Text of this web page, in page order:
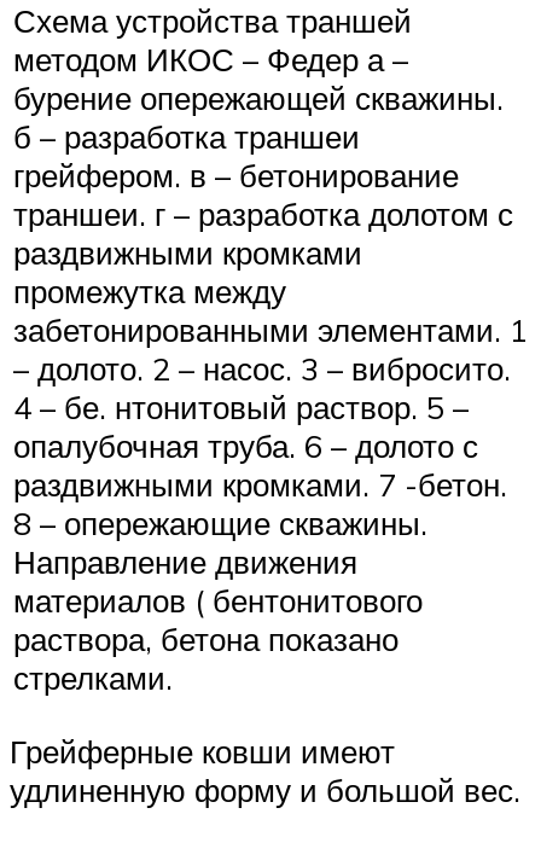
Схема устройства траншей
методом ИКОС – Федер а –
бурение опережающей скважины.
б – разработка траншеи
грейфером. в – бетонирование
траншеи. г – разработка долотом с
раздвижными кромками
промежутка между
забетонированными элементами. 1
– долото. 2 – насос. 3 – вибросито.
4 – бе. нтонитовый раствор. 5 –
опалубочная труба. 6 – долото с
раздвижными кромками. 7 -бетон.
8 – опережающие скважины.
Направление движения
материалов ( бентонитового
раствора, бетона показано
стрелками.
Грейферные ковши имеют
удлиненную форму и большой вес.